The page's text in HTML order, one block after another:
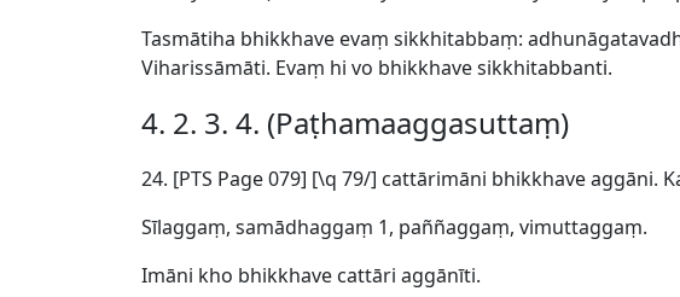
Tasmātiha bhikkhave evaṃ sikkhitabbaṃ:
Viharissāmāti. Evaṃ hi vo bhikkhave sikkhitabbanti.
4. 2. 3. 4. (Paṭhamaaggasuttaṃ)
24. [PTS Page 079] [\q 79/] cattārimāni bhikkhave aggāni.
Sīlaggaṃ, samādhaggaṃ 1, paññaggaṃ, vimuttaggaṃ.
Imāni kho bhikkhave cattāri aggānīti.